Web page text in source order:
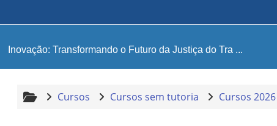
Inovação: Transformando o Futuro da Justiça do Tra ...
Cursos Cursos sem tutoria Cursos 2026